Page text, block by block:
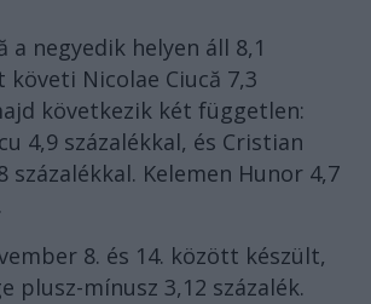
a negyedik helyen áll 8,1
követi Nicolae Ciucă 7,3
következik két független:
4,9 százalékkal, és Cristian
százalékkal. Kelemen Hunor 4,7
8. és 14. között készült,
plusz-mínusz 3,12 százalék.